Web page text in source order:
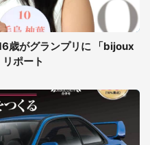
歳がグランプリに 「bijoux
ポート